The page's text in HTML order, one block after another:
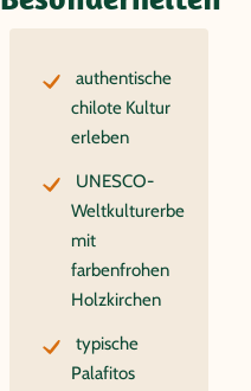
authentische
chilote Kultur
erleben
UNESCO-
Weltkulturerbe
mit
farbenfrohen
Holzkirchen
typische
Palafitos